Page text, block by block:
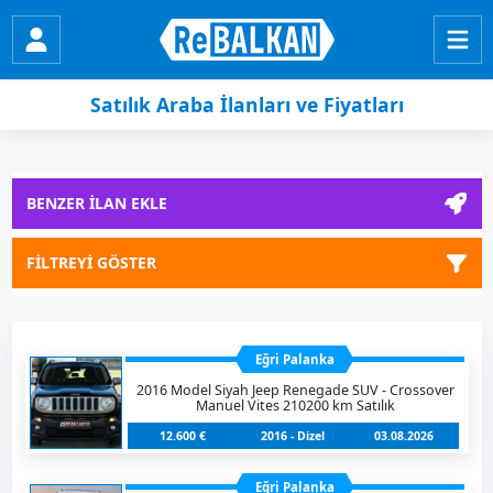
Satılık Araba İlanları ve Fiyatları
BENZER İLAN EKLE
FİLTREYİ GÖSTER
Eğri Palanka
2016 Model Siyah Jeep Renegade SUV - Crossover
Manuel Vites 210200 km Satılık
12.600 € 2016 - Dizel 03.08.2026
Eğri Palanka